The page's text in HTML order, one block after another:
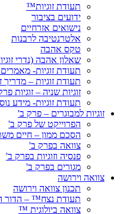
תעודת זוגיות™
ידועים בציבור
נישואים אזרחיים
אלטרנטיבה לרבנות
טקס אהבה
שאלון אהבה (נדרי
תעודת זוגיות-
תעודת זוגיות – מדריך
זוגיות שניה – זוגיות
תעודת זוגיות- מידע
זוגיות למבוגרים – פרק ב'
הפרוייקט של פרק ב'
הסכם ממון – חיים
צוואה בפרק ב'
פנסיה וזוגיות בפרק ב'
מגורים בפרק ב'
צוואה וירושה
תכנון צוואה וירושה
תעודת נצח™ – הדור
צוואה ביולוגית ™